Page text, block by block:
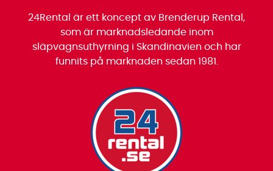
24Rental är ett koncept av Brenderup Rental,
som är marknadsledande inom
släpvagnsuthyrning i Skandinavien och har
funnits på marknaden sedan 1981.